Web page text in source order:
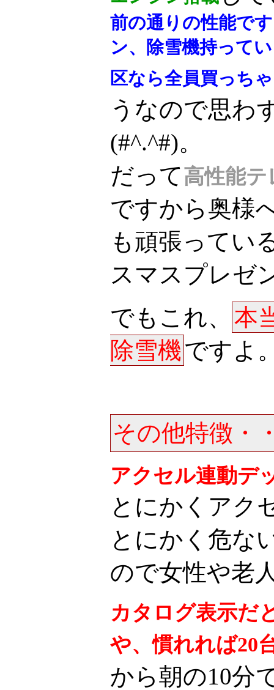
前の通りの性能で
ン、除雪機持って
区なら全員買っち
うなので思わ
(#^.^#)。
だって高性能
ですから奥様
も頑張ってい
スマスプレゼ
でもこれ、 本
除雪機ですよ
その他特徴・
アクセル連動デ
とにかくアク
とにかく危な
ので女性や老
カタログ表示だ
や、慣れれば20
から朝の10分